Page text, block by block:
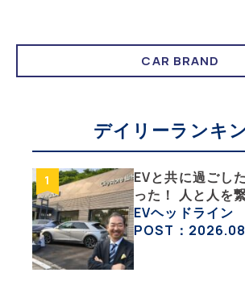
CAR BRAND
デイリーランキ
EVと共に過ごし
った！ 人と人を
い相棒、それが
研究所のリアル
EVヘッドライン
POST：